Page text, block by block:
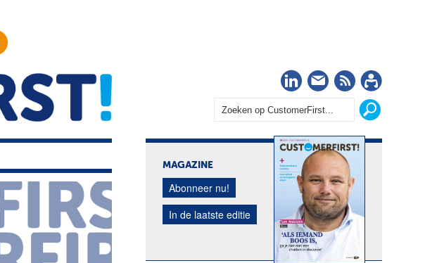
LinkedIn
Nieuwsbrief
RSS
MAGAZINE
Abonneer nu!
In de laatste editie